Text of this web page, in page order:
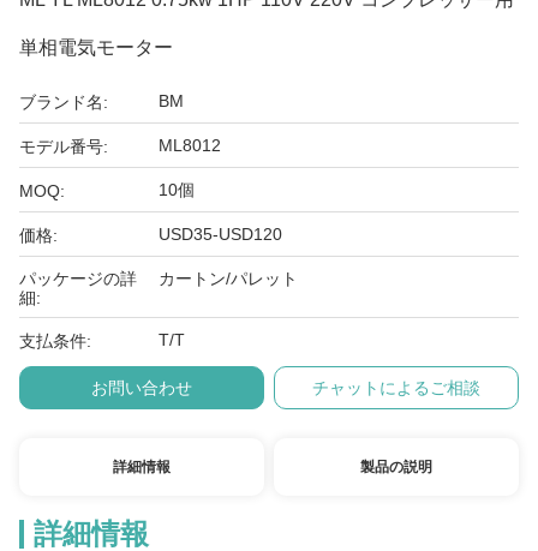
単相電気モーター
ブランド名: BM
モデル番号: ML8012
MOQ: 10個
価格: USD35-USD120
パッケージの詳
細:
カートン/パレット
支払条件: T/T
お問い合わせ チャットによるご相談
詳細情報 製品の説明
詳細情報